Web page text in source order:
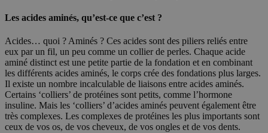
Les acides aminés, qu’est-ce que c’est ?
Acides… quoi ? Aminés ? Ces acides sont des piliers reliés entre
eux par un fil, un peu comme un collier de perles. Chaque acide
aminé distinct est une petite partie de la fondation et en combinant
les différents acides aminés, le corps crée des fondations plus larges.
Il existe un nombre incalculable de liaisons entre acides aminés.
Certains ‘colliers’ de protéines sont petits, comme l’hormone
insuline. Mais les ‘colliers’ d’acides aminés peuvent également être
très complexes. Les complexes de protéines les plus importants sont
ceux de vos os, de vos cheveux, de vos ongles et de vos dents.